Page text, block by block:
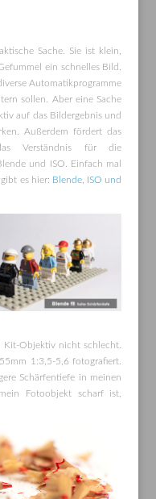
Sache. Sie ist klein,
ein schnelles Bild.
Automatikprogramme
sollen. Aber eine Sache
auf das Bildergebnis und
Außerdem fördert das
Verständnis für die
und ISO. Einfach mal
es hier: Blende, ISO und
Objektiv nicht schlecht.
1:3,5-5,6 fotografiert.
Schärfentiefe in meinen
Fotoobjekt scharf ist,